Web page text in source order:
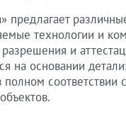
предлагает
технологии и
и
на основании
полном